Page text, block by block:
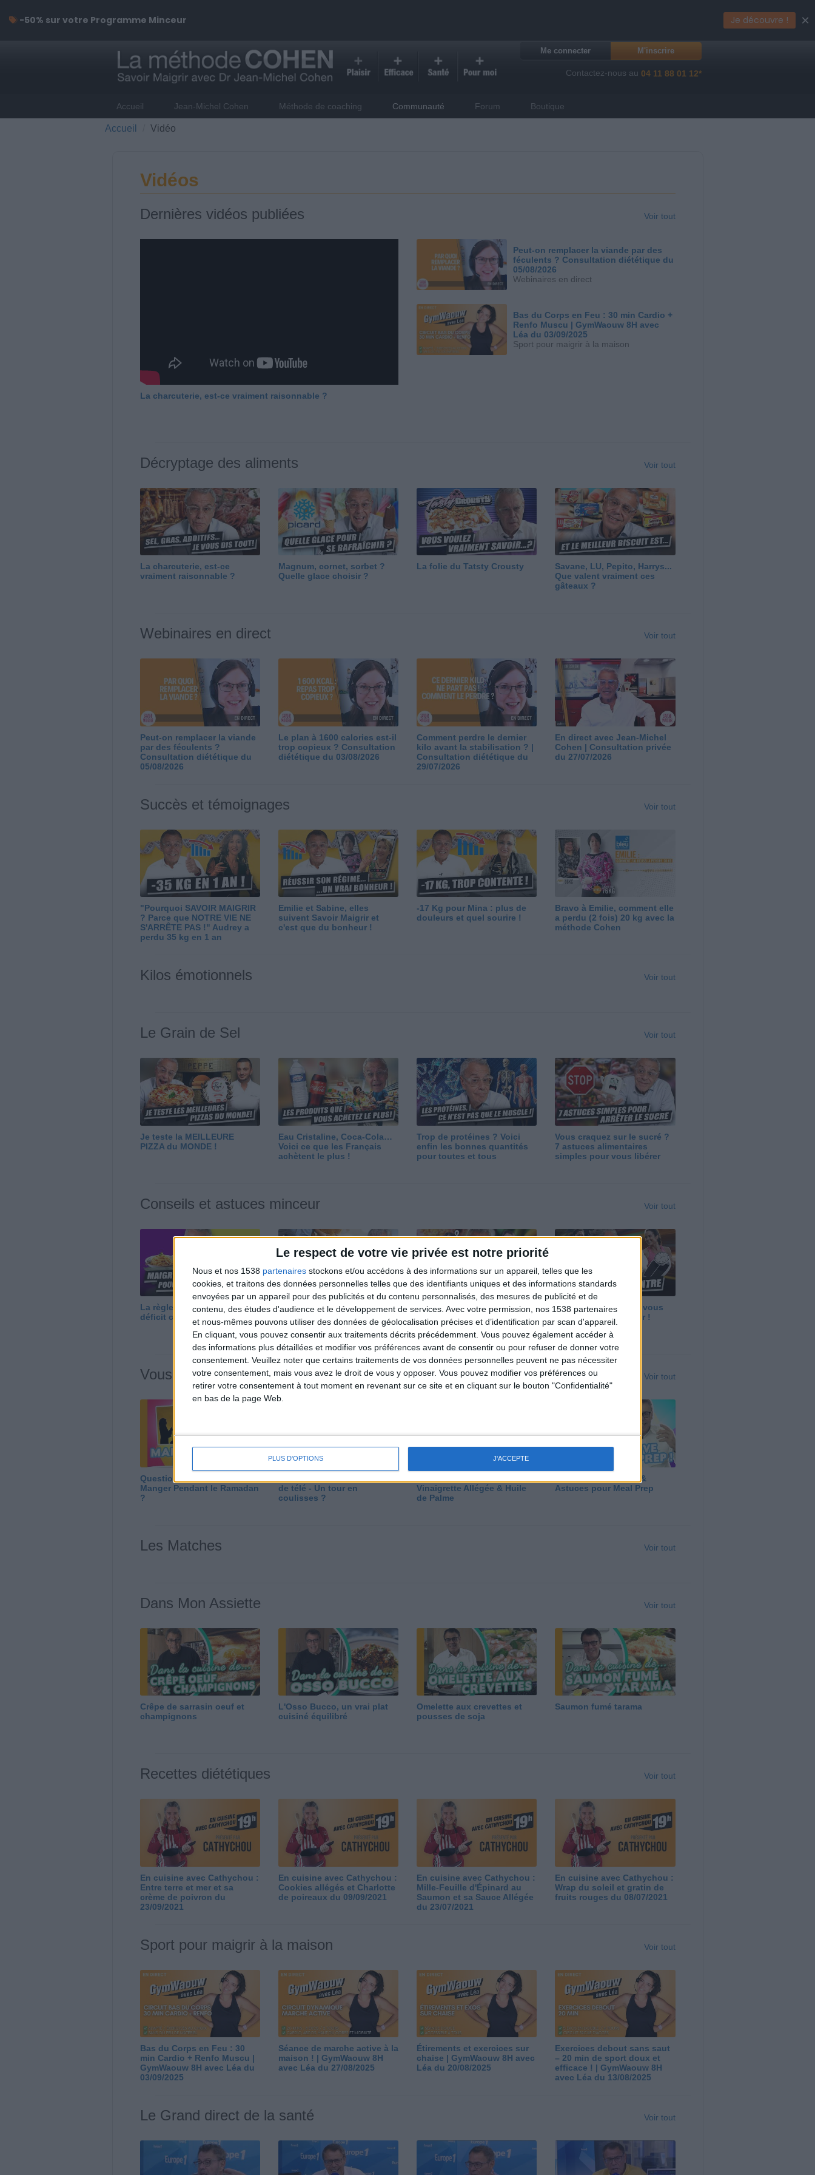
Le respect de votre vie privée est notre priorité
Nous et nos 1538 partenaires stockons et/ou accédons à des informations sur un appareil, telles que les
cookies, et traitons des données personnelles telles que des identifiants uniques et des informations standards
envoyées par un appareil pour des publicités et du contenu personnalisés, des mesures de publicité et de
contenu, des études d'audience et le développement de services. Avec votre permission, nos 1538 partenaires
et nous-mêmes pouvons utiliser des données de géolocalisation précises et d’identification par scan d'appareil.
En cliquant, vous pouvez consentir aux traitements décrits précédemment. Vous pouvez également accéder à
des informations plus détaillées et modifier vos préférences avant de consentir ou pour refuser de donner votre
consentement. Veuillez noter que certains traitements de vos données personnelles peuvent ne pas nécessiter
votre consentement, mais vous avez le droit de vous y opposer. Vous pouvez modifier vos préférences ou
retirer votre consentement à tout moment en revenant sur ce site et en cliquant sur le bouton "Confidentialité"
en bas de la page Web.
PLUS D'OPTIONS J'ACCEPTE
Me connecter M'inscrire
Contactez-nous au 04 11 88 01 12*
Accueil Jean-Michel Cohen Méthode de coaching Communauté Forum Boutique
Accueil Vidéo
Vidéos
Dernières vidéos publiées Voir tout
La charcuterie, est-ce vraiment raisonnable ?
Peut-on remplacer la viande par des
féculents ? Consultation diététique du
05/08/2026
Webinaires en direct
Bas du Corps en Feu : 30 min Cardio +
Renfo Muscu | GymWaouw 8H avec
Léa du 03/09/2025
Sport pour maigrir à la maison
Décryptage des aliments Voir tout
La charcuterie, est-ce
vraiment raisonnable ?
Magnum, cornet, sorbet ?
Quelle glace choisir ?
La folie du Tatsty Crousty
Savane, LU, Pepito, Harrys...
Que valent vraiment ces
gâteaux ?
Webinaires en direct Voir tout
Peut-on remplacer la viande
par des féculents ?
Consultation diététique du
05/08/2026
Le plan à 1600 calories est-il
trop copieux ? Consultation
diététique du 03/08/2026
Comment perdre le dernier
kilo avant la stabilisation ? |
Consultation diététique du
29/07/2026
En direct avec Jean-Michel
Cohen | Consultation privée
du 27/07/2026
Succès et témoignages Voir tout
"Pourquoi SAVOIR MAIGRIR
? Parce que NOTRE VIE NE
S'ARRÊTE PAS !" Audrey a
perdu 35 kg en 1 an
Emilie et Sabine, elles
suivent Savoir Maigrir et
c'est que du bonheur !
-17 Kg pour Mina : plus de
douleurs et quel sourire !
Bravo à Emilie, comment elle
a perdu (2 fois) 20 kg avec la
méthode Cohen
Kilos émotionnels Voir tout
Le Grain de Sel Voir tout
Je teste la MEILLEURE
PIZZA du MONDE !
Eau Cristaline, Coca-Cola…
Voici ce que les Français
achètent le plus !
Trop de protéines ? Voici
enfin les bonnes quantités
pour toutes et tous
Vous craquez sur le sucré ?
7 astuces alimentaires
simples pour vous libérer
Conseils et astuces minceur Voir tout
La règle N°1 pour maigrir : le
déficit calorique
Perdre 10 kg : ma méthode
est imparable
Et après la perte de poids ?
Je fais comment ?
Maigrir vite ? Ce que vous
devez vraiment savoir !
Vous m'avez demandé Voir tout
Question/Réponse : Que
Manger Pendant le Ramadan
?
de télé - Un tour en
coulisses ?
Vinaigrette Allégée & Huile
de Palme
Panga, Huile d'Olive &
Astuces pour Meal Prep
Les Matches Voir tout
Dans Mon Assiette Voir tout
Crêpe de sarrasin oeuf et
champignons
L'Osso Bucco, un vrai plat
cuisiné équilibré
Omelette aux crevettes et
pousses de soja
Saumon fumé tarama
Recettes diététiques Voir tout
En cuisine avec Cathychou :
Entre terre et mer et sa
crème de poivron du
23/09/2021
En cuisine avec Cathychou :
Cookies allégés et Charlotte
de poireaux du 09/09/2021
En cuisine avec Cathychou :
Mille-Feuille d'Épinard au
Saumon et sa Sauce Allégée
du 23/07/2021
En cuisine avec Cathychou :
Wrap du soleil et gratin de
fruits rouges du 08/07/2021
Sport pour maigrir à la maison Voir tout
Bas du Corps en Feu : 30
min Cardio + Renfo Muscu |
GymWaouw 8H avec Léa du
03/09/2025
Séance de marche active à la
maison ! | GymWaouw 8H
avec Léa du 27/08/2025
Étirements et exercices sur
chaise | GymWaouw 8H avec
Léa du 20/08/2025
Exercices debout sans saut
– 20 min de sport doux et
efficace ! | GymWaouw 8H
avec Léa du 13/08/2025
Le Grand direct de la santé Voir tout
-50% sur votre Programme Minceur Je découvre ! ×